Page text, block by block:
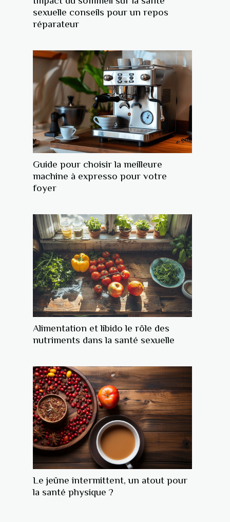
sexuelle conseils pour un repos
réparateur
Guide pour choisir la meilleure
machine à expresso pour votre
foyer
Alimentation et libido le rôle des
nutriments dans la santé sexuelle
Le jeûne intermittent, un atout pour
la santé physique ?